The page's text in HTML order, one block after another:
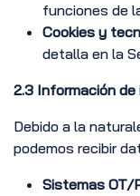
funciones de
Cookies y
detalla en la
2.3 Información
Debido a la
podemos recibir
Sistemas OT/